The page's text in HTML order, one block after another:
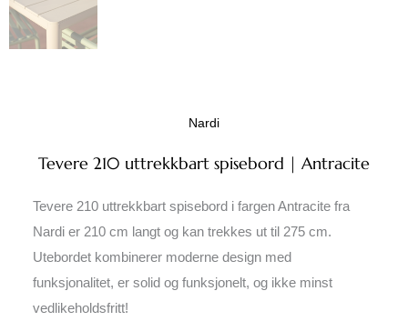
Nardi
Tevere 210 uttrekkbart spisebord | Antracite
Tevere 210 uttrekkbart spisebord i fargen Antracite fra
Nardi er 210 cm langt og kan trekkes ut til 275 cm.
Utebordet kombinerer moderne design med
funksjonalitet, er solid og funksjonelt, og ikke minst
vedlikeholdsfritt!